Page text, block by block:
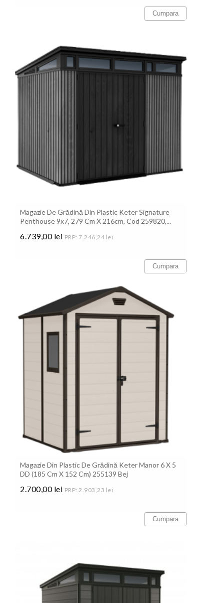
Cumpara
Magazie De Grădină Din Plastic Keter Signature
Penthouse 9x7, 279 Cm X 216cm, Cod 259820,...
6.739,00 lei PRP: 7.246,24 lei
Cumpara
Magazie Din Plastic De Grădină Keter Manor 6 X 5
DD (185 Cm X 152 Cm) 255139 Bej
2.700,00 lei PRP: 2.903,23 lei
Cumpara